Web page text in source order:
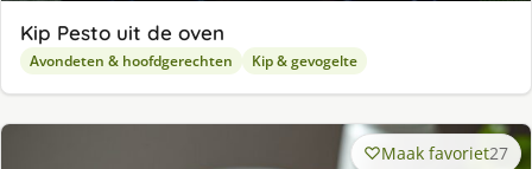
Kip Pesto uit de oven
Avondeten & hoofdgerechten Kip & gevogelte
Maak favoriet27